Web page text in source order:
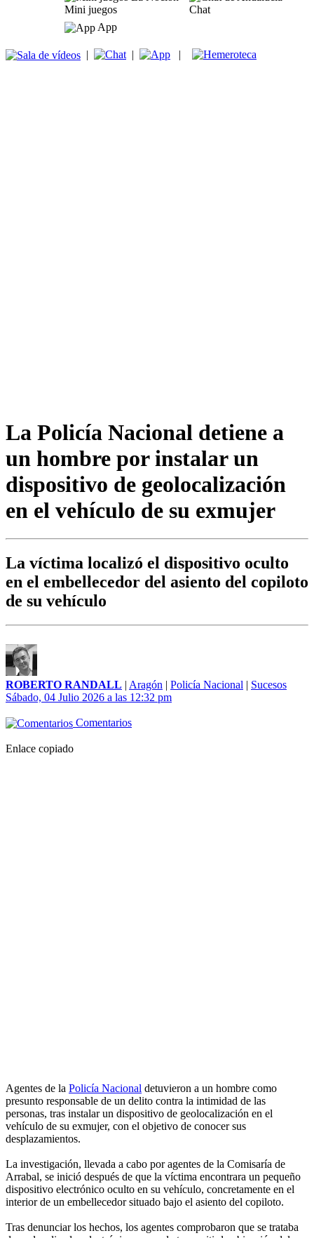
Mini juegos
Chat
App
| | |
La Policía Nacional detiene a
un hombre por instalar un
dispositivo de geolocalización
en el vehículo de su exmujer
La víctima localizó el dispositivo oculto
en el embellecedor del asiento del copiloto
de su vehículo
ROBERTO RANDALL | Aragón | Policía Nacional | Sucesos
Sábado, 04 Julio 2026 a las 12:32 pm
Comentarios
Enlace copiado
Agentes de la Policía Nacional detuvieron a un hombre como
presunto responsable de un delito contra la intimidad de las
personas, tras instalar un dispositivo de geolocalización en el
vehículo de su exmujer, con el objetivo de conocer sus
desplazamientos.
La investigación, llevada a cabo por agentes de la Comisaría de
Arrabal, se inició después de que la víctima encontrara un pequeño
dispositivo electrónico oculto en su vehículo, concretamente en el
interior de un embellecedor situado bajo el asiento del copiloto.
Tras denunciar los hechos, los agentes comprobaron que se trataba